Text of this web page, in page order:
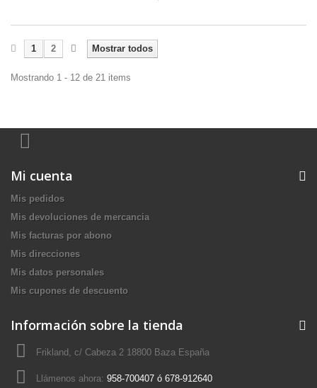
Mostrar todos
1 2
Mostrando 1 - 12 de 21 items
Mi cuenta
Mis pedidos
Mis devoluciones de mercancia
Mis facturas por abono
Mis direcciones
Mis datos personales
Mis cupones de descuento
Información sobre la tienda
Frikland, c/ Cabeza 2 18800 Baza España
Llámenos ahora: 958-700407 ó 678-912640